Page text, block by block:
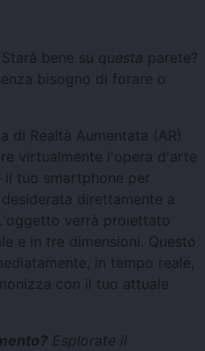
bene su questa parete?
bisogno di forare o
di Realtà Aumentata (AR)
virtualmente l'opera d'arte
il tuo smartphone per
direttamente a
verrà proiettato
e in tre dimensioni. Questo
in tempo reale,
con il tuo attuale
Esplorate il